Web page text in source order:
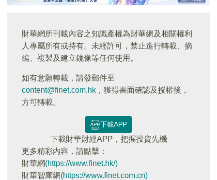
財華網所刊載內容之知識產權為財華網及相關權利
人專屬所有或持有。未經許可，禁止進行轉載、摘
編、複製及建立鏡像等任何使用。
如有意願轉載，請發郵件至
content@finet.com.hk ，獲得書面確認及授權後，
方可轉載。
下載APP
下載財華財經APP，把握投資先機
更多精彩内容，請點擊：
財華網(https://www.finet.hk/)
財華智庫網(https://www.finet.com.cn)